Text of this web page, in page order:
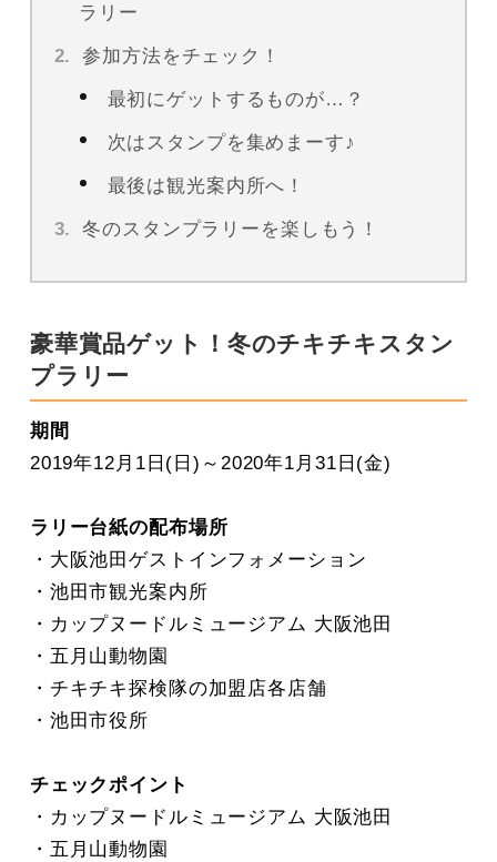
ラリー
参加方法をチェック！
最初にゲットするものが…？
次はスタンプを集めまーす♪
最後は観光案内所へ！
冬のスタンプラリーを楽しもう！
豪華賞品ゲット！冬のチキチキスタン
プラリー
期間
2019年12月1日(日)～2020年1月31日(金)
ラリー台紙の配布場所
・大阪池田ゲストインフォメーション
・池田市観光案内所
・カップヌードルミュージアム 大阪池田
・五月山動物園
・チキチキ探検隊の加盟店各店舗
・池田市役所
チェックポイント
・カップヌードルミュージアム 大阪池田
・五月山動物園